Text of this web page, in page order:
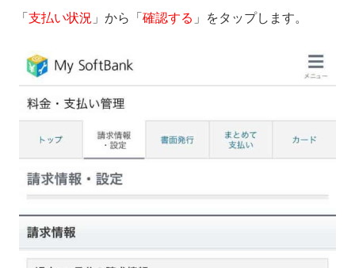
「 支払い状況 」から「 確認する 」をタップします。